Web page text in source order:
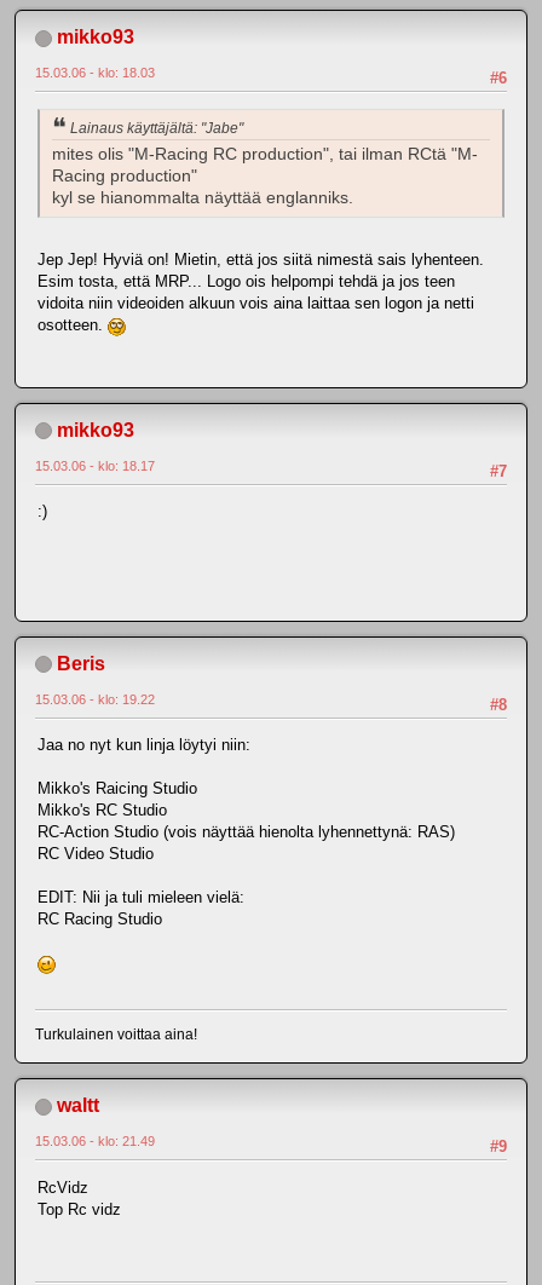
mikko93
#6
15.03.06 - klo: 18.03
Lainaus käyttäjältä: "Jabe"
mites olis "M-Racing RC production", tai ilman RCtä "M-
Racing production"
kyl se hianommalta näyttää englanniks.
Jep Jep! Hyviä on! Mietin, että jos siitä nimestä sais lyhenteen.
Esim tosta, että MRP... Logo ois helpompi tehdä ja jos teen
vidoita niin videoiden alkuun vois aina laittaa sen logon ja netti
osotteen.
mikko93
#7
15.03.06 - klo: 18.17
:)
Beris
#8
15.03.06 - klo: 19.22
Jaa no nyt kun linja löytyi niin:
Mikko's Raicing Studio
Mikko's RC Studio
RC-Action Studio (vois näyttää hienolta lyhennettynä: RAS)
RC Video Studio
EDIT: Nii ja tuli mieleen vielä:
RC Racing Studio
Turkulainen voittaa aina!
waltt
#9
15.03.06 - klo: 21.49
RcVidz
Top Rc vidz